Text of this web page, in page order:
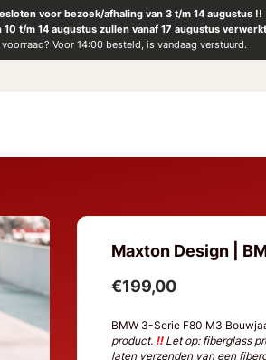
voor bezoek/afhaling van 3 t/m 14 augustus !!
t/m 14 augustus zullen vanaf 17 augustus
Voor 14:00 besteld, is vandaag verstuurd.
Maxton Design |
€199,00
BMW 3-Serie F80 M3
product. !!Let op: fiberglass
laten verzenden van een